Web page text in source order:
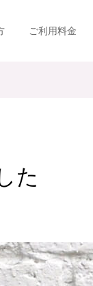
ご利用料金
た